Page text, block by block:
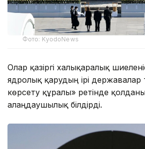
Фото: KyodoNews
Олар қазіргі халықаралық
ядролық қарудың ірі державалар
көрсету құралы» ретінде
алаңдаушылық білдірді.